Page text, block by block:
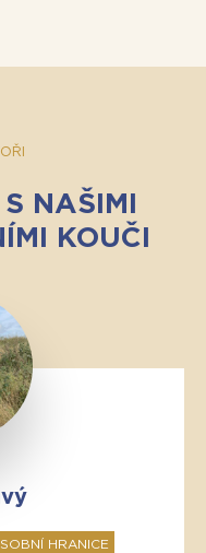
NAŠIMI
KOUČI
HRANICE